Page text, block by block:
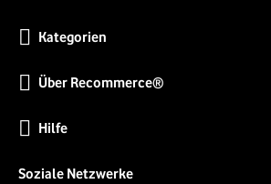
Kategorien
Über Recommerce®
Hilfe
Soziale Netzwerke